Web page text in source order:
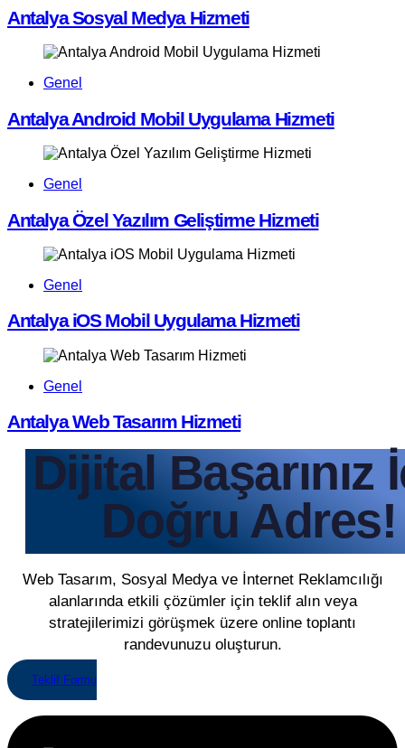
Antalya Sosyal Medya Hizmeti
Genel
Antalya Android Mobil Uygulama Hizmeti
Genel
Antalya Özel Yazılım Geliştirme Hizmeti
Genel
Antalya iOS Mobil Uygulama Hizmeti
Genel
Antalya Web Tasarım Hizmeti
Dijital Başarınız
Doğru Adres!
Web Tasarım, Sosyal Medya ve İnternet Reklamcılığı
alanlarında etkili çözümler için teklif alın veya
stratejilerimizi görüşmek üzere online toplantı
randevunuzu oluşturun.
Teklif Formu